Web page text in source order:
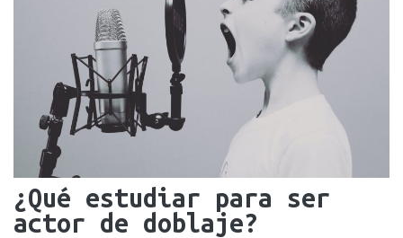
¿Qué estudiar para ser
actor de doblaje?